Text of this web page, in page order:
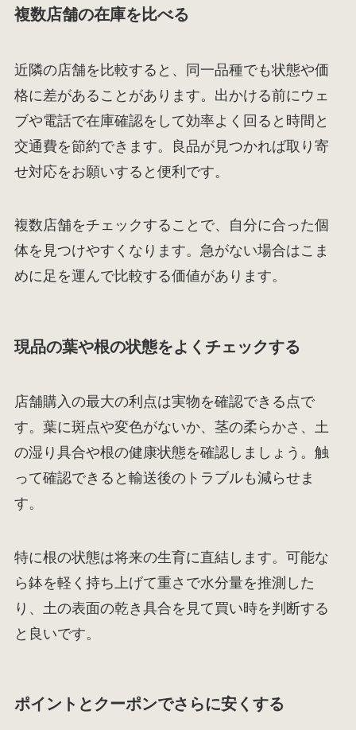
複数店舗の在庫を比べる
近隣の店舗を比較すると、同一品種でも状態や価
格に差があることがあります。出かける前にウェ
ブや電話で在庫確認をして効率よく回ると時間と
交通費を節約できます。良品が見つかれば取り寄
せ対応をお願いすると便利です。
複数店舗をチェックすることで、自分に合った個
体を見つけやすくなります。急がない場合はこま
めに足を運んで比較する価値があります。
現品の葉や根の状態をよくチェックする
店舗購入の最大の利点は実物を確認できる点で
す。葉に斑点や変色がないか、茎の柔らかさ、土
の湿り具合や根の健康状態を確認しましょう。触
って確認できると輸送後のトラブルも減らせま
す。
特に根の状態は将来の生育に直結します。可能な
ら鉢を軽く持ち上げて重さで水分量を推測した
り、土の表面の乾き具合を見て買い時を判断する
と良いです。
ポイントとクーポンでさらに安くする